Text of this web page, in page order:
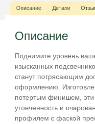
Описание Детали
Описание
Поднимите уровень
изысканных
станут потрясающим
оформлению.
потертым финишем, эти
утонченность и
профилем с фаской